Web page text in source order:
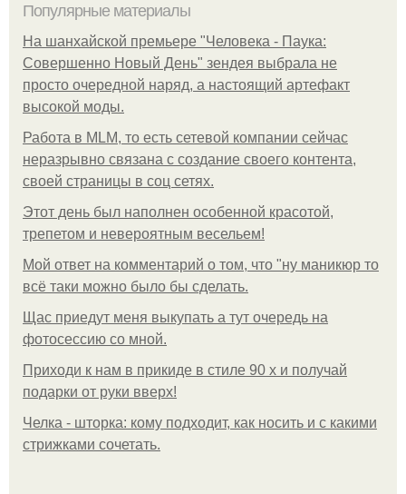
Популярные материалы
На шанхайской премьере "Человека - Паука:
Совершенно Новый День" зендея выбрала не
просто очередной наряд, а настоящий артефакт
высокой моды.
Работа в MLM, то есть сетевой компании сейчас
неразрывно связана с создание своего контента,
своей страницы в соц сетях.
Этот день был наполнен особенной красотой,
трепетом и невероятным весельем!
Мой ответ на комментарий о том, что "ну маникюр то
всё таки можно было бы сделать.
Щас приедут меня выкупать а тут очередь на
фотосессию со мной.
Приходи к нам в прикиде в стиле 90 х и получай
подарки от руки вверх!
Челка - шторка: кому подходит, как носить и с какими
стрижками сочетать.